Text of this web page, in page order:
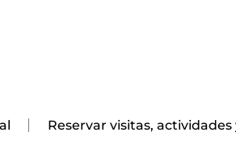
Reservar visitas,